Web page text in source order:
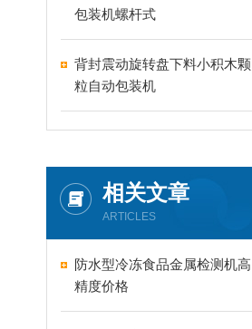
包装机螺杆式
背封震动旋转盘下料小积木颗
粒自动包装机
相关文章
ARTICLES
防水型冷冻食品金属检测机高
精度价格